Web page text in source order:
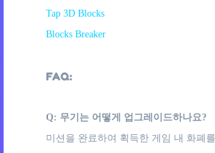
Tap 3D Blocks
Blocks Breaker
FAQ:
Q: 무기는 어떻게 업그레이드하나요?
미션을 완료하여 획득한 게임 내 화폐